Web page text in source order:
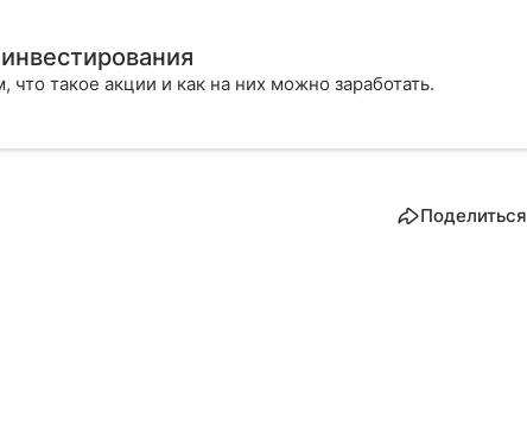
что такое акции и как на них можно заработать.
Поделиться